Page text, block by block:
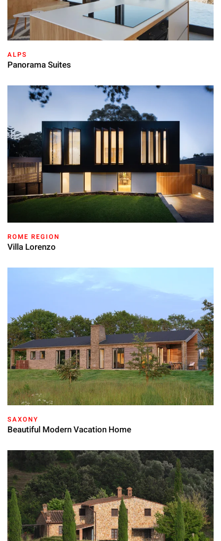
ALPS
Panorama Suites
ROME REGION
Villa Lorenzo
SAXONY
Beautiful Modern Vacation Home